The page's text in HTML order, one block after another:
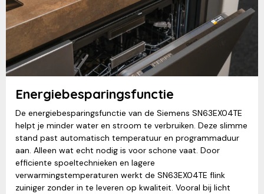
Energiebesparingsfunctie
De energiebesparingsfunctie van de Siemens SN63EX04TE
helpt je minder water en stroom te verbruiken. Deze slimme
stand past automatisch temperatuur en programmaduur
aan. Alleen wat echt nodig is voor schone vaat. Door
efficiente spoeltechnieken en lagere
verwarmingstemperaturen werkt de SN63EX04TE flink
zuiniger zonder in te leveren op kwaliteit. Vooral bij licht